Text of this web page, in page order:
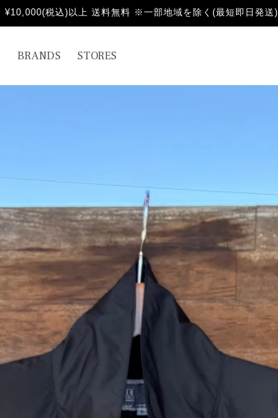
¥10,000(税込)以上 送料無料 ※一部地域を除く(最短即日発送)
BRANDS STORES